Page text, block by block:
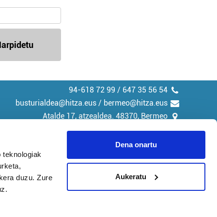
duzu. Zure
Dena onartu
Aukeratu
94-618 72 99 / 647 35 56 54
busturialdea@hitza.eus / bermeo@hitza.eus
Atalde 17, atzealdea. 48370, Bermeo
Cookieak